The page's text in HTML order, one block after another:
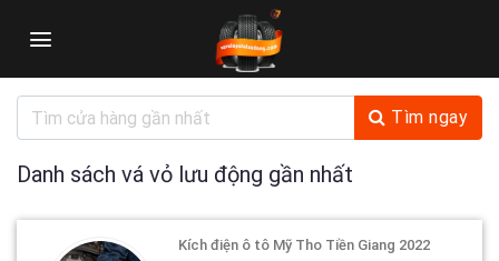
Tìm ngay
Danh sách vá vỏ lưu động gần nhất
Kích điện ô tô Mỹ Tho Tiền Giang 2022